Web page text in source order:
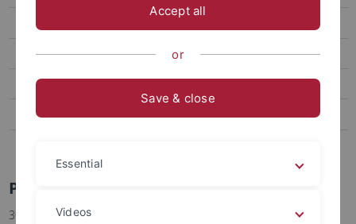
Social Media
Videos
Podcasts
Personalia
Pressemitteilungen Archiv
30.01.2018
Accept all
or
Save & close
Essential
Videos